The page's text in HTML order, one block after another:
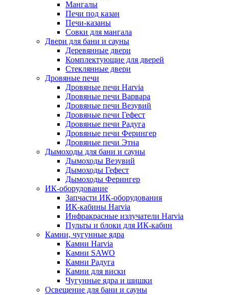
Мангалы
Печи под казан
Печи-казаны
Совки для мангала
Двери для бани и сауны
Деревянные двери
Комплектующие для дверей
Стеклянные двери
Дровяные печи
Дровяные печи Harvia
Дровяные печи Варвара
Дровяные печи Везувий
Дровяные печи Гефест
Дровяные печи Радуга
Дровяные печи Ферингер
Дровяные печи Этна
Дымоходы для бани и сауны
Дымоходы Везувий
Дымоходы Гефест
Дымоходы Ферингер
ИК-оборудование
Запчасти ИК-оборудования
ИК-кабины Harvia
Инфракрасные излучатели Harvia
Пульты и блоки для ИК-кабин
Камни, чугунные ядра
Камни Harvia
Камни SAWO
Камни Радуга
Камни для виски
Чугунные ядра и шишки
Освещение для бани и сауны